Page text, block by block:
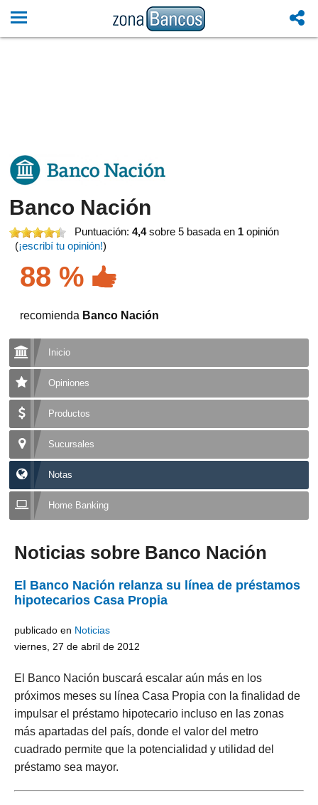
Banco Nación
Puntuación:4,4sobre 5 basada en 1 opinión
(¡escribí tu opinión!)
88 %
recomienda Banco Nación
Inicio
Opiniones
Productos
Sucursales
Notas
Home Banking
Noticias sobre Banco Nación
El Banco Nación relanza su línea de préstamos
hipotecarios Casa Propia
publicado en Noticias
viernes, 27 de abril de 2012
El Banco Nación buscará escalar aún más en los
próximos meses su línea Casa Propia con la finalidad de
impulsar el préstamo hipotecario incluso en las zonas
más apartadas del país, donde el valor del metro
cuadrado permite que la potencialidad y utilidad del
préstamo sea mayor.